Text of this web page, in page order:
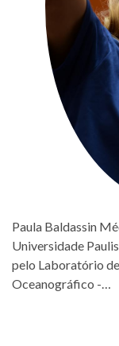
Paula Baldassin
Universidade
pelo Laboratório
Oceanográfico -…